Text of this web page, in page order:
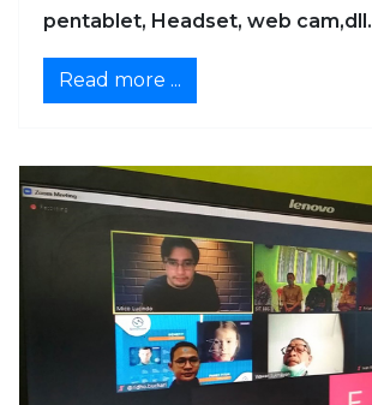
pentablet, Headset, web cam,dll.
Read more ...